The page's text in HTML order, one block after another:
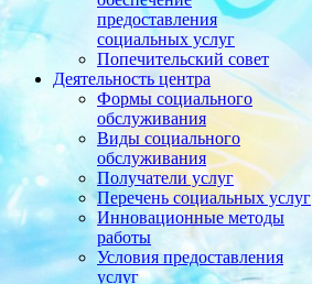
предоставления
социальных услуг
Попечительский совет
Деятельность центра
Формы социального
обслуживания
Виды социального
обслуживания
Получатели услуг
Перечень социальных услуг
Инновационные методы
работы
Условия предоставления
услуг